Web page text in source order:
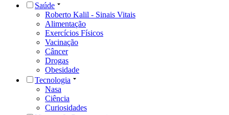
Saúde
Roberto Kalil - Sinais Vitais
Alimentação
Exercícios Físicos
Vacinação
Câncer
Drogas
Obesidade
Tecnologia
Nasa
Ciência
Curiosidades